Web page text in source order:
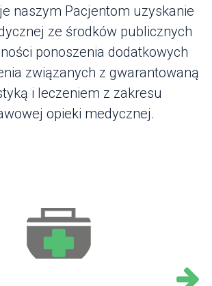
naszym Pacjentom uzyskanie
ze środków publicznych
ponoszenia dodatkowych
związanych z gwarantowaną
i leczeniem z zakresu
opieki medycznej.